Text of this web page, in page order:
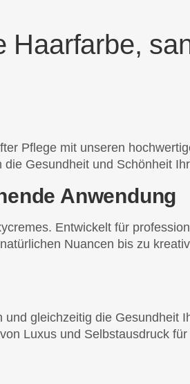
Pflege mit unseren
Gesundheit und Schönheit
Anwendung
Entwickelt für
Nuancen bis zu
gleichzeitig die Gesundheit
Luxus und Selbstausdruck